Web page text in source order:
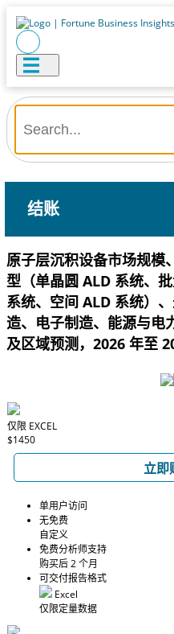
结账
原子层沉积设备市场规模
型（单晶圆 ALD 系统、
系统、空间 ALD 系统）
造、电子制造、能源与电
及区域预测，2026 年至
仅限 EXCEL
$1450
立即
单用户访问
无免费
自定义
免费分析师支持
购买后 2 个月
可交付报告格式
Excel
仅限定量数据